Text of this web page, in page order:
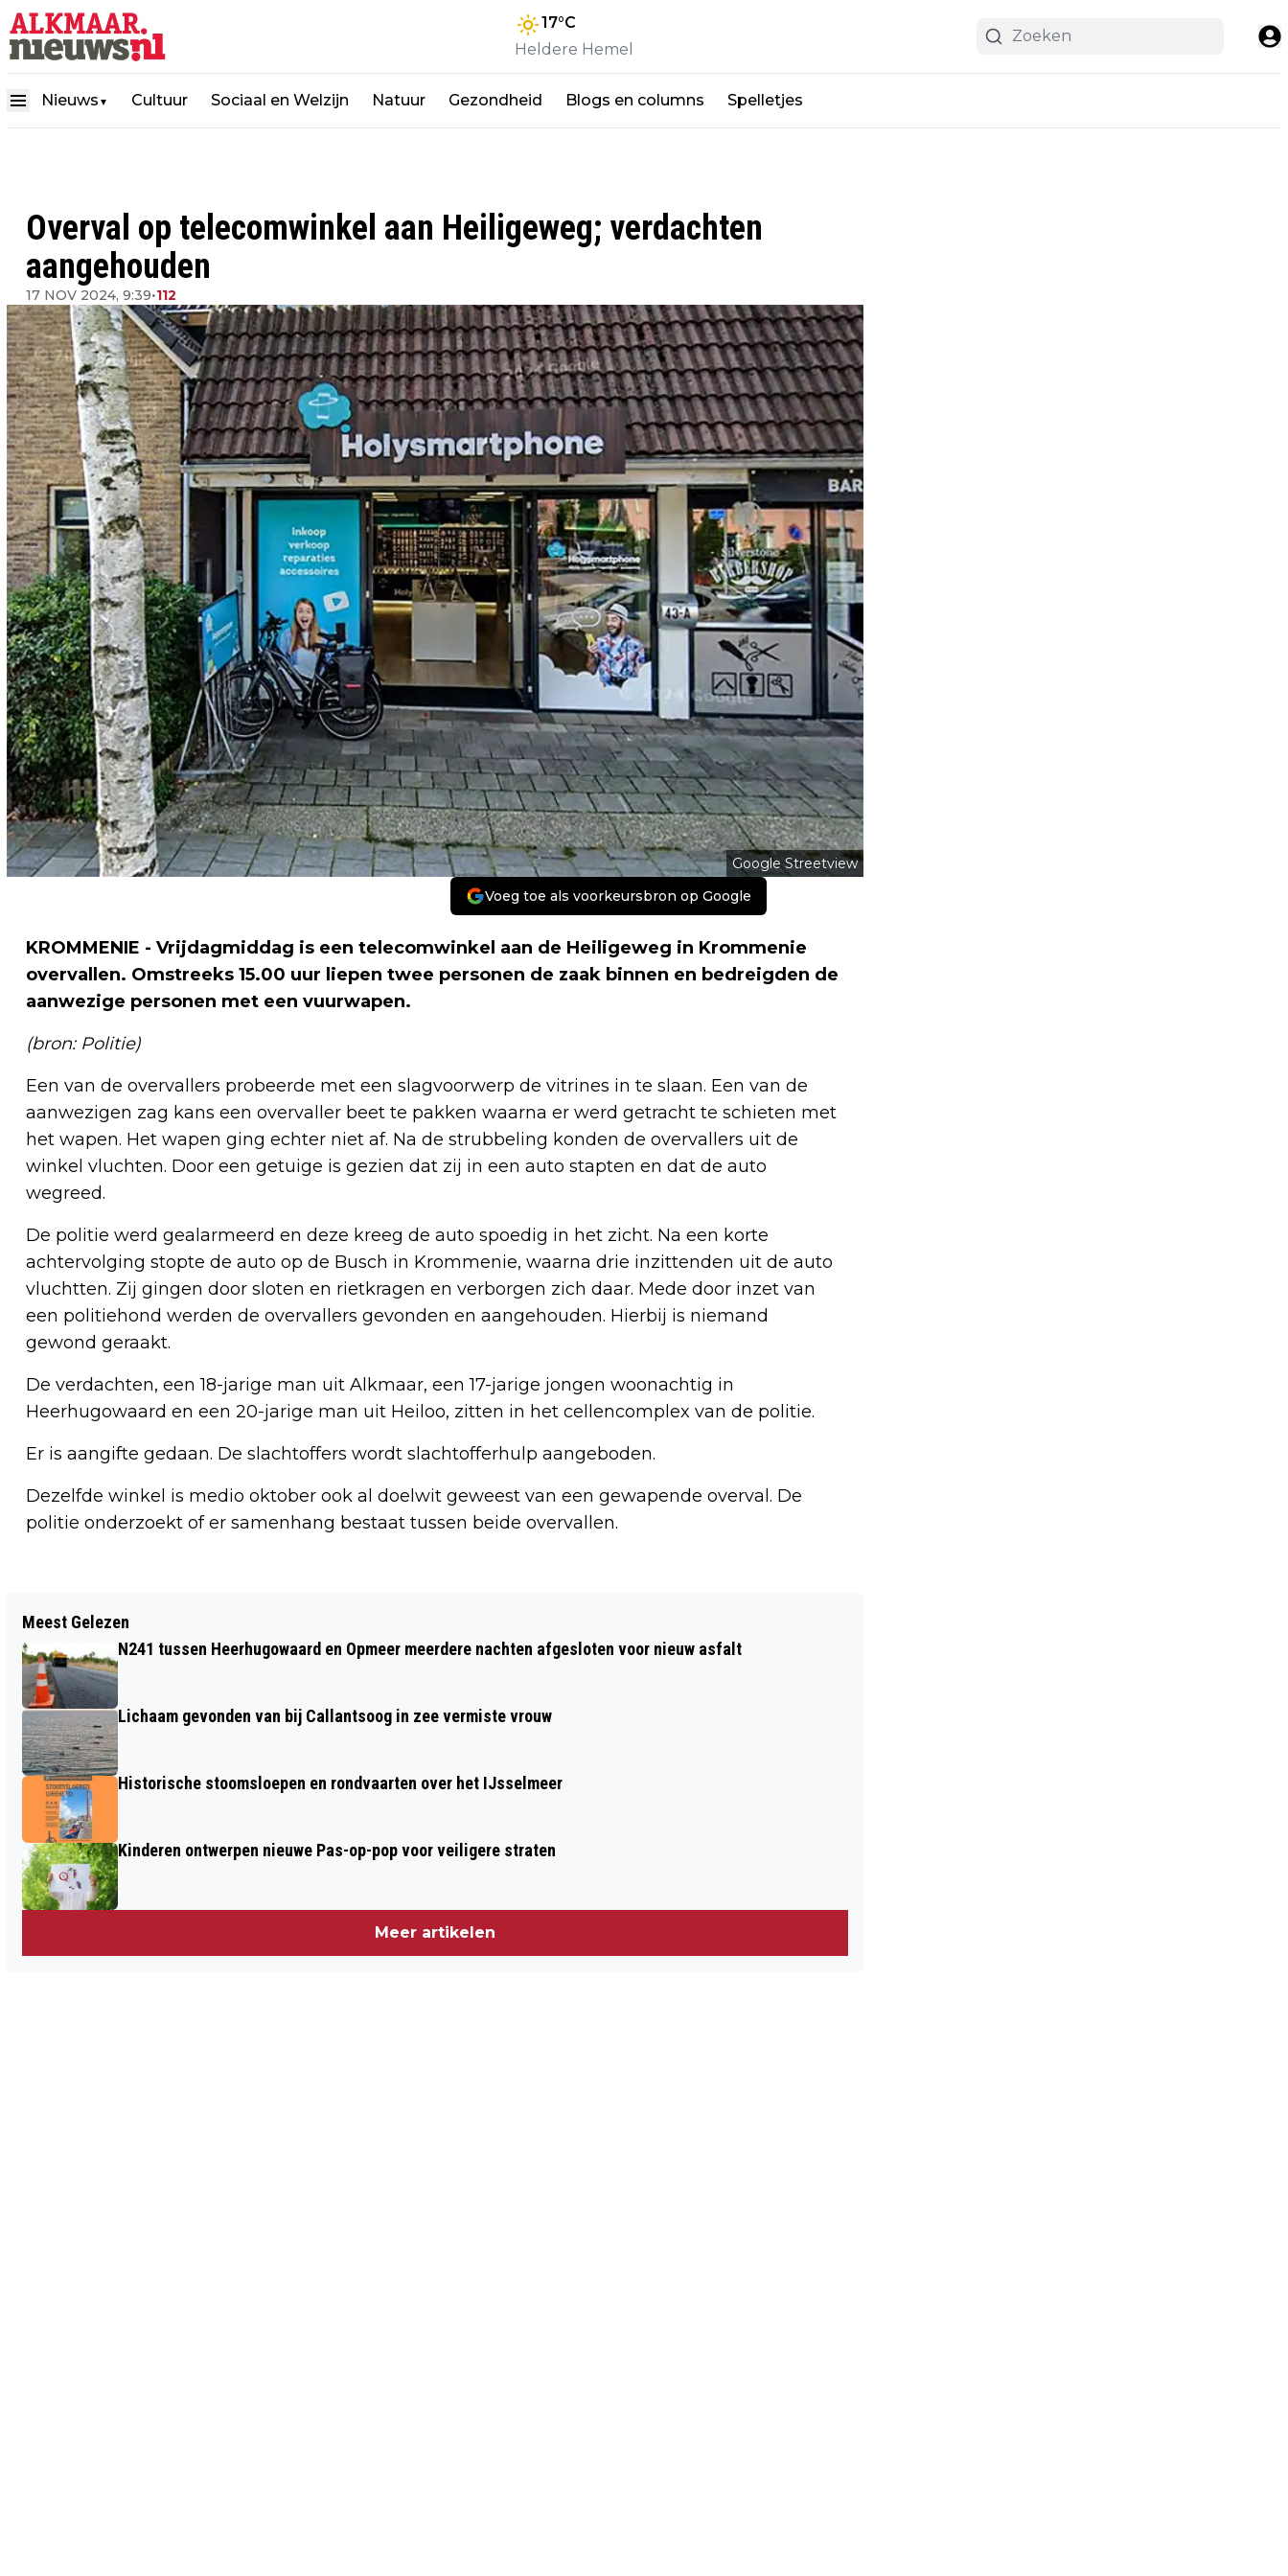
17°C
Heldere Hemel
Nieuws ▼ Cultuur Sociaal en Welzijn Natuur Gezondheid Blogs en columns Spelletjes
Overval op telecomwinkel aan Heiligeweg; verdachten
aangehouden
17 NOV 2024, 9:39•112
Google Streetview
Voeg toe als voorkeursbron op Google
KROMMENIE - Vrijdagmiddag is een telecomwinkel aan de Heiligeweg in Krommenie
overvallen. Omstreeks 15.00 uur liepen twee personen de zaak binnen en bedreigden de
aanwezige personen met een vuurwapen.
(bron: Politie)
Een van de overvallers probeerde met een slagvoorwerp de vitrines in te slaan. Een van de
aanwezigen zag kans een overvaller beet te pakken waarna er werd getracht te schieten met
het wapen. Het wapen ging echter niet af. Na de strubbeling konden de overvallers uit de
winkel vluchten. Door een getuige is gezien dat zij in een auto stapten en dat de auto
wegreed.
De politie werd gealarmeerd en deze kreeg de auto spoedig in het zicht. Na een korte
achtervolging stopte de auto op de Busch in Krommenie, waarna drie inzittenden uit de auto
vluchtten. Zij gingen door sloten en rietkragen en verborgen zich daar. Mede door inzet van
een politiehond werden de overvallers gevonden en aangehouden. Hierbij is niemand
gewond geraakt.
De verdachten, een 18-jarige man uit Alkmaar, een 17-jarige jongen woonachtig in
Heerhugowaard en een 20-jarige man uit Heiloo, zitten in het cellencomplex van de politie.
Er is aangifte gedaan. De slachtoffers wordt slachtofferhulp aangeboden.
Dezelfde winkel is medio oktober ook al doelwit geweest van een gewapende overval. De
politie onderzoekt of er samenhang bestaat tussen beide overvallen.
AUTO DOOR TREIN AANGEREDEN OP
SPOOROVERGANG IN LIMMEN;
INZITTENDEN AUTO MET SCHRIK VRIJ
GRATIS BOMEN UIT AAN INWONERS
Meest Gelezen
N241 tussen Heerhugowaard en Opmeer meerdere nachten afgesloten voor nieuw asfalt
Lichaam gevonden van bij Callantsoog in zee vermiste vrouw
Historische stoomsloepen en rondvaarten over het IJsselmeer
Kinderen ontwerpen nieuwe Pas-op-pop voor veiligere straten
Meer artikelen